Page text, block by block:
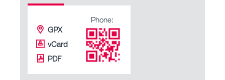
GPX
vCard
PDF
Phone: